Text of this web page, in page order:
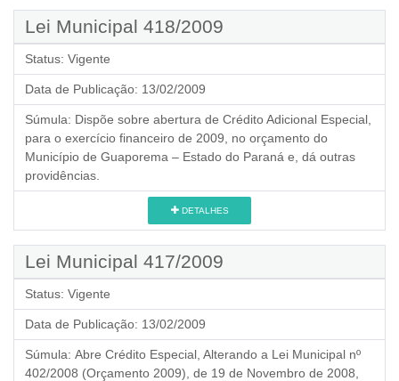
Lei Municipal 418/2009
Status: Vigente
Data de Publicação: 13/02/2009
Súmula: Dispõe sobre abertura de Crédito Adicional Especial,
para o exercício financeiro de 2009, no orçamento do
Município de Guaporema – Estado do Paraná e, dá outras
providências.
DETALHES
Lei Municipal 417/2009
Status: Vigente
Data de Publicação: 13/02/2009
Súmula: Abre Crédito Especial, Alterando a Lei Municipal nº
402/2008 (Orçamento 2009), de 19 de Novembro de 2008,